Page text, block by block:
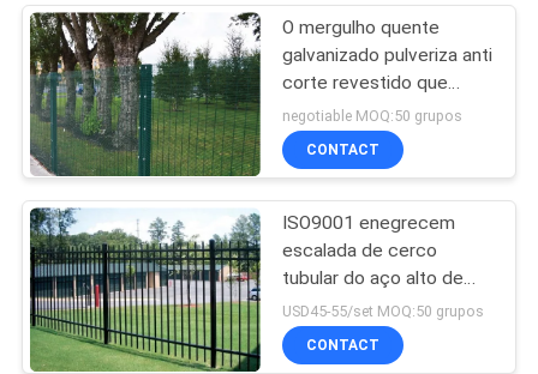
MAPA
DO
SITE
PRIVACY
POLICY
O mergulho quente
galvanizado pulveriza anti
corte revestido que
cerca 358 o terreno de
construção Clearvu
negotiable MOQ:50 grupos
CONTACT
ISO9001 enegrecem
escalada de cerco
tubular do aço alto de
2.2m a anti para a
comunidade
USD45-55/set MOQ:50 grupos
CONTACT